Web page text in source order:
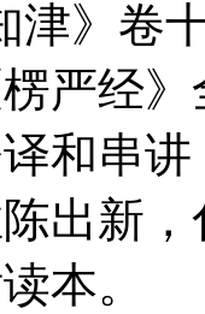
津》卷
严经
和串
出新
本。